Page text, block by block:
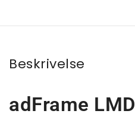
Beskrivelse
adFrame LMD